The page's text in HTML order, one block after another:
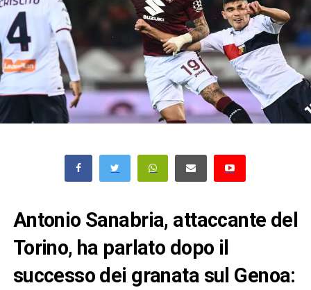
Antonio Sanabria, attaccante del
Torino, ha parlato dopo il
successo dei granata sul Genoa: